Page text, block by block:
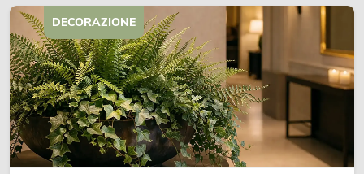
DECORAZIONE